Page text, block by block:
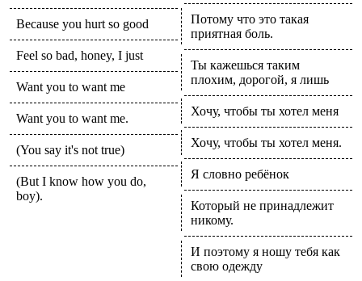
Because you hurt so good
Feel so bad, honey, I just
Want you to want me
Want you to want me.
(You say it's not true)
(But I know how you do,
boy).
Потому что это такая
приятная боль.
Ты кажешься таким
плохим, дорогой, я лишь
Хочу, чтобы ты хотел меня
Хочу, чтобы ты хотел меня.
Я словно ребёнок
Который не принадлежит
никому.
И поэтому я ношу тебя как
свою одежду